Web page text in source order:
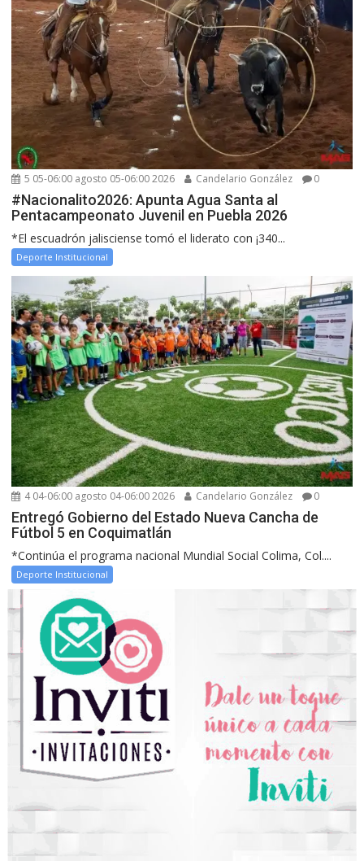
5 05-06:00 agosto 05-06:00 2026 Candelario González 0
#Nacionalito2026: Apunta Agua Santa al
Pentacampeonato Juvenil en Puebla 2026
*El escuadrón jalisciense tomó el liderato con ¡340...
Deporte Institucional
4 04-06:00 agosto 04-06:00 2026 Candelario González 0
Entregó Gobierno del Estado Nueva Cancha de
Fútbol 5 en Coquimatlán
*Continúa el programa nacional Mundial Social Colima, Col....
Deporte Institucional